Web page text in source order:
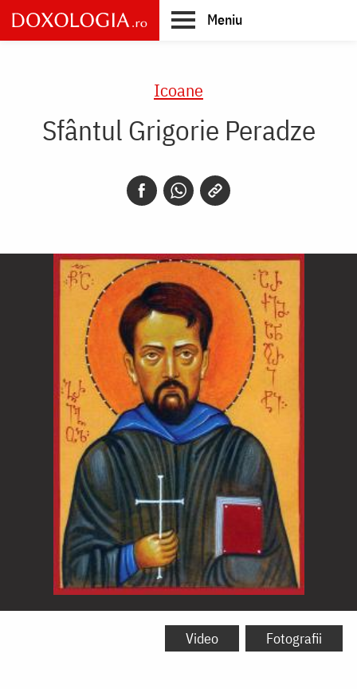
Skip
to
main
Meniu
Icoane
Sfântul Grigorie Peradze
Sfântul
Video Fotografii